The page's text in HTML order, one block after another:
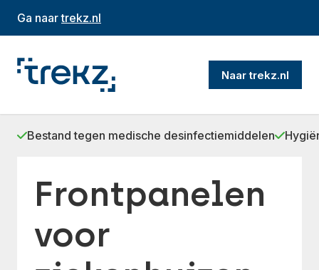
Ga naartrekz.nl
Naar trekz.nl
Bestand tegen medische desinfectiemiddelen
Frontpanelen
voor